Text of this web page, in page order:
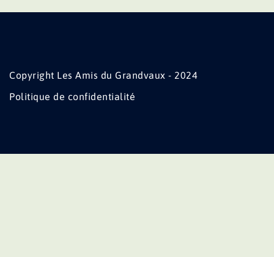
Copyright Les Amis du Grandvaux - 2024
Politique de confidentialité